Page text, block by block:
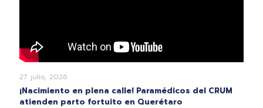
27 julio, 2026
¡Nacimiento en plena calle! Paramédicos del CRUM
atienden parto fortuito en Querétaro